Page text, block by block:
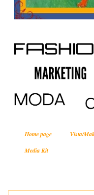
Home page Vista/
Media Kit